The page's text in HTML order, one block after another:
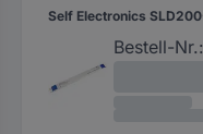
Bestell-Nr.: